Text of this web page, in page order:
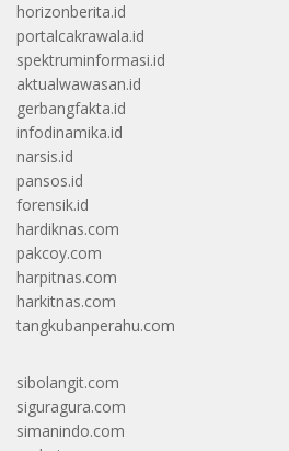
horizonberita.id
portalcakrawala.id
spektruminformasi.id
aktualwawasan.id
gerbangfakta.id
infodinamika.id
narsis.id
pansos.id
forensik.id
hardiknas.com
pakcoy.com
harpitnas.com
harkitnas.com
tangkubanperahu.com
sibolangit.com
siguragura.com
simanindo.com